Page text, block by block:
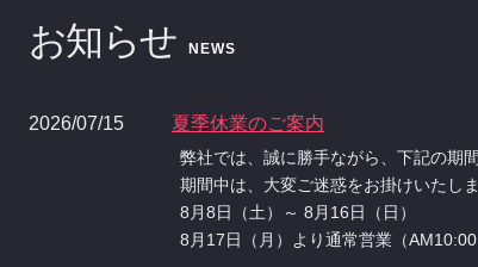
お知らせ NEWS
2026/07/15 夏季休業のご案内
弊社では、誠に勝手ながら、下記の期
期間中は、大変ご迷惑をお掛けいたし
8月8日（土）～ 8月16日（日）
8月17日（月）より通常営業（AM10:00